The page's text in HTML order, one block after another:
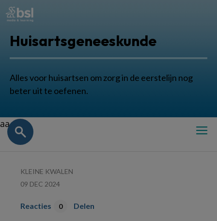
Huisartsgeneeskunde
Alles voor huisartsen om zorg in de eerstelijn nog
beter uit te oefenen.
aa
KLEINE KWALEN
09 DEC 2024
Reacties 0 Delen